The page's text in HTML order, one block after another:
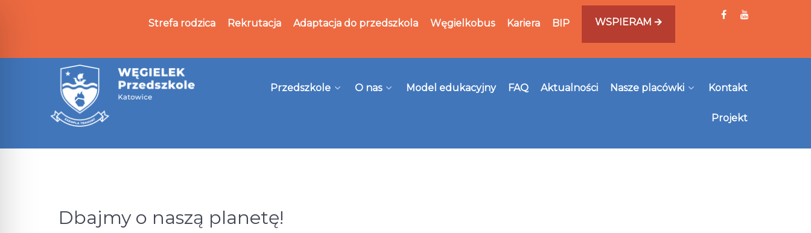
Strefa rodzica Rekrutacja Adaptacja do przedszkola Węgielkobus Kariera BIP WSPIERAM 🡪
Przedszkole O nas Model edukacyjny FAQ Aktualności Nasze placówki Kontakt
Projekt
Dbajmy o naszą planetę!